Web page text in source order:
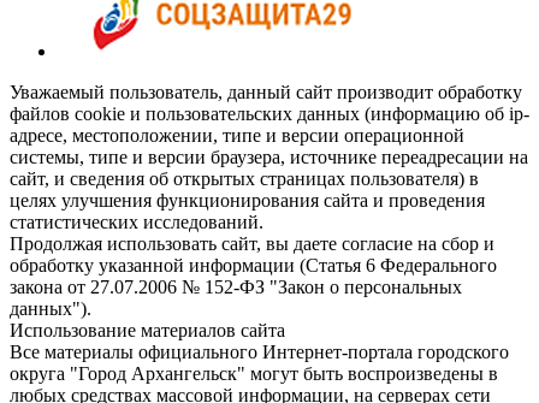
Уважаемый пользователь, данный сайт производит обработку
файлов cookie и пользовательских данных (информацию об ip-
адресе, местоположении, типе и версии операционной
системы, типе и версии браузера, источнике переадресации на
сайт, и сведения об открытых страницах пользователя) в
целях улучшения функционирования сайта и проведения
статистических исследований.
Продолжая использовать сайт, вы даете согласие на сбор и
обработку указанной информации (Статья 6 Федерального
закона от 27.07.2006 № 152-ФЗ "Закон о персональных
данных").
Использование материалов сайта
Все материалы официального Интернет-портала городского
округа "Город Архангельск" могут быть воспроизведены в
любых средствах массовой информации, на серверах сети